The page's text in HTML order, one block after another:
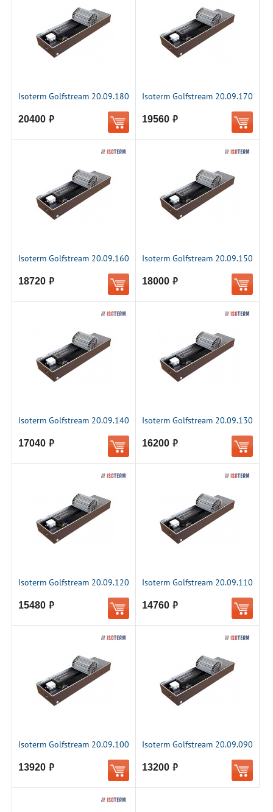
Isoterm Golfstream 20.09.180
20400 руб.
Isoterm Golfstream 20.09.170
19560 руб.
Isoterm Golfstream 20.09.160
18720 руб.
Isoterm Golfstream 20.09.150
18000 руб.
Isoterm Golfstream 20.09.140
17040 руб.
Isoterm Golfstream 20.09.130
16200 руб.
Isoterm Golfstream 20.09.120
15480 руб.
Isoterm Golfstream 20.09.110
14760 руб.
Isoterm Golfstream 20.09.100
13920 руб.
Isoterm Golfstream 20.09.090
13200 руб.